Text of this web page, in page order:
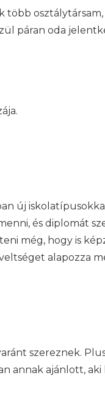
több
páran oda
új
és diplomát
még, hogy is
alapozza
szereznek.
annak ajánlott,